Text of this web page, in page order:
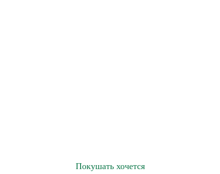
Покушать хочется